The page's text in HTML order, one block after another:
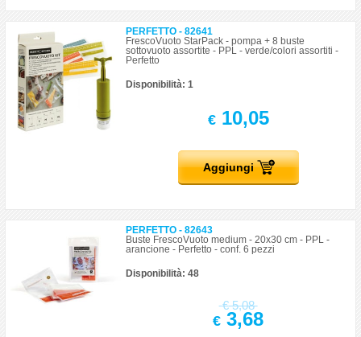
PERFETTO - 82641
FrescoVuoto StarPack - pompa + 8 buste
sottovuoto assortite - PPL - verde/colori assortiti -
Perfetto
Disponibilità: 1
€10,05
Aggiungi
PERFETTO - 82643
Buste FrescoVuoto medium - 20x30 cm - PPL -
arancione - Perfetto - conf. 6 pezzi
Disponibilità: 48
€5,08
€ 3,68